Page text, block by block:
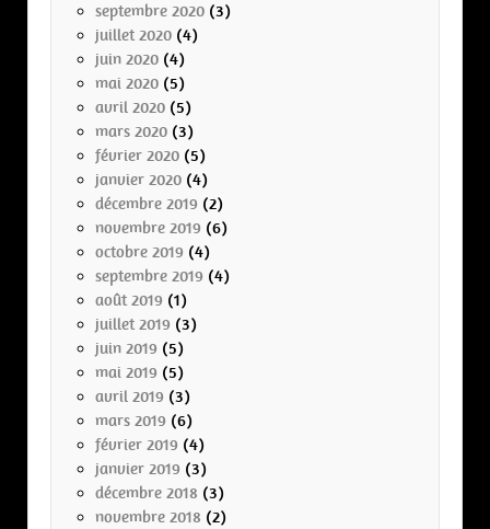
septembre 2020 (3)
juillet 2020 (4)
juin 2020 (4)
mai 2020 (5)
avril 2020 (5)
mars 2020 (3)
février 2020 (5)
janvier 2020 (4)
décembre 2019 (2)
novembre 2019 (6)
octobre 2019 (4)
septembre 2019 (4)
août 2019 (1)
juillet 2019 (3)
juin 2019 (5)
mai 2019 (5)
avril 2019 (3)
mars 2019 (6)
février 2019 (4)
janvier 2019 (3)
décembre 2018 (3)
novembre 2018 (2)